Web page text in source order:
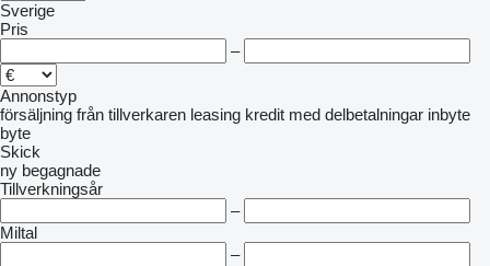
Sverige
Pris
–
Annonstyp
försäljning från tillverkaren leasing kredit med delbetalningar inbyte
byte
Skick
ny begagnade
Tillverkningsår
–
Miltal
–